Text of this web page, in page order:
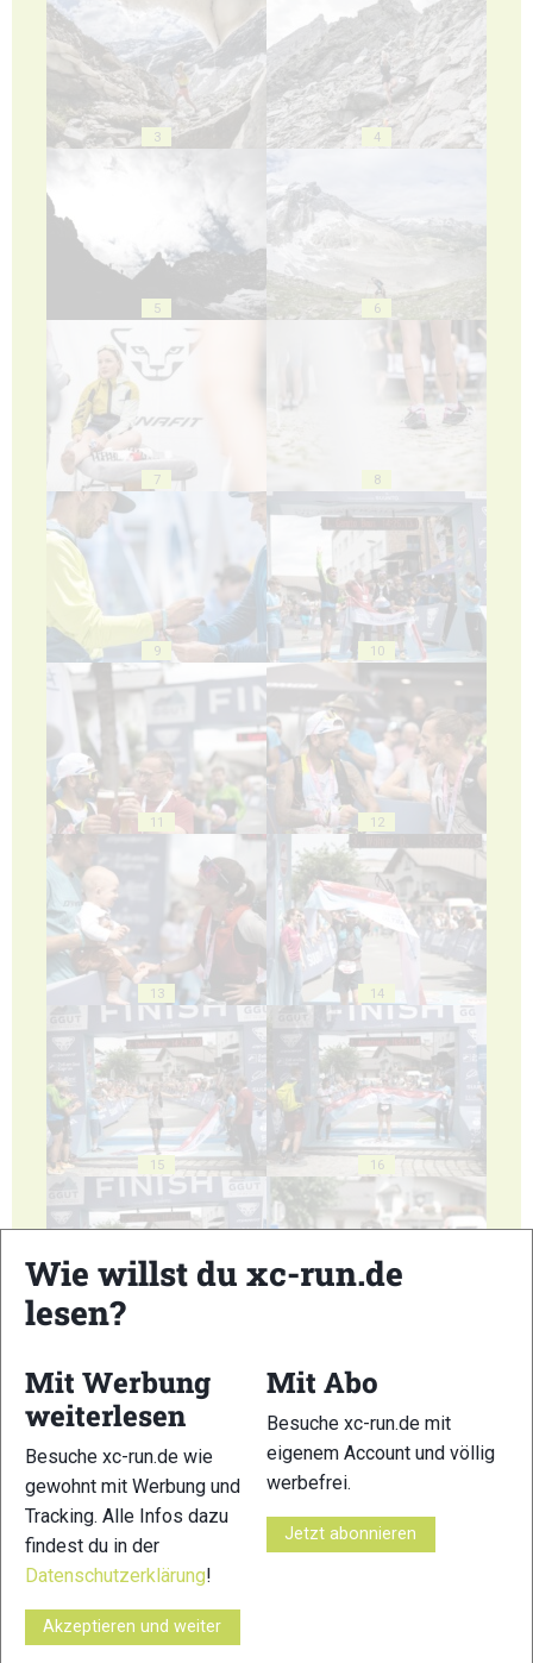
3 4
5 6
7 8
9 10
11 12
13 14
15 16
19
Wie willst du xc-run.de
lesen?
Mit Werbung
weiterlesen
Besuche xc-run.de wie
gewohnt mit Werbung und
Tracking. Alle Infos dazu
findest du in der
Datenschutzerklärung!
Akzeptieren und weiter
Mit Abo
Besuche xc-run.de mit
eigenem Account und völlig
werbefrei.
Jetzt abonnieren